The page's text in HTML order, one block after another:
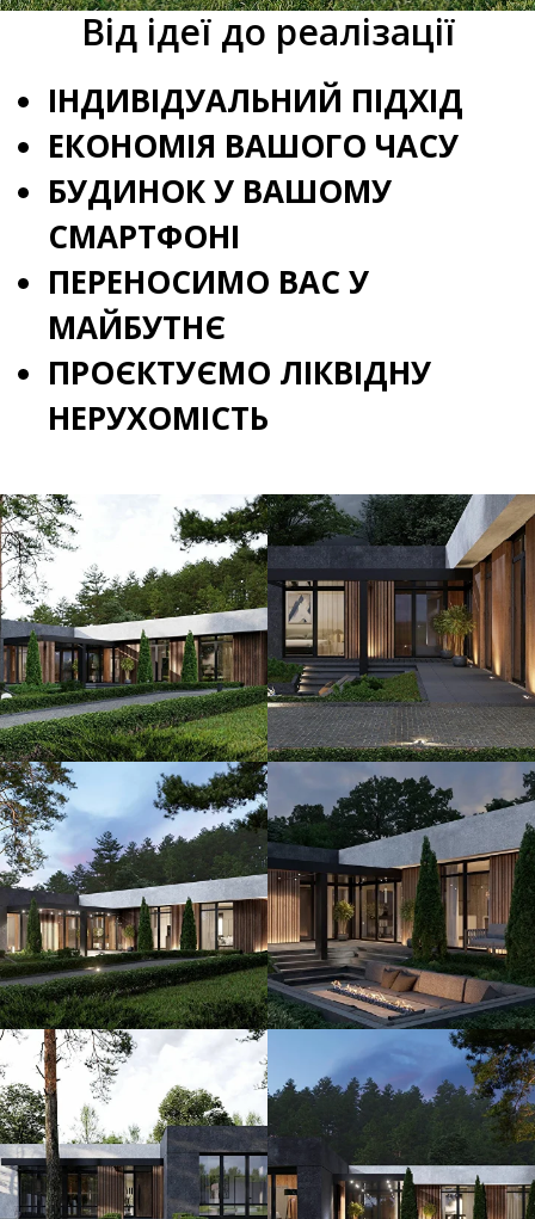
Від ідеї до реалізації
ІНДИВІДУАЛЬНИЙ ПІДХІД
ЕКОНОМІЯ ВАШОГО ЧАСУ
БУДИНОК У ВАШОМУ
СМАРТФОНІ
ПЕРЕНОСИМО ВАС У
МАЙБУТНЄ
ПРОЄКТУЄМО ЛІКВІДНУ
НЕРУХОМІСТЬ